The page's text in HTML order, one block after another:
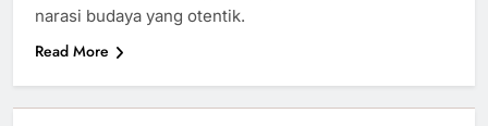
narasi budaya yang otentik.
Read More